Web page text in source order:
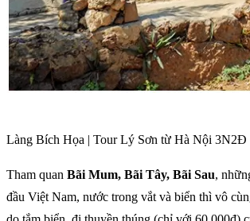
Làng Bích Họa | Tour Lý Sơn từ Hà Nội 3N2Đ
Tham quan Bãi Mum, Bãi Tây, Bãi Sau,
đầu Việt Nam, nước trong vắt và biển thì vô